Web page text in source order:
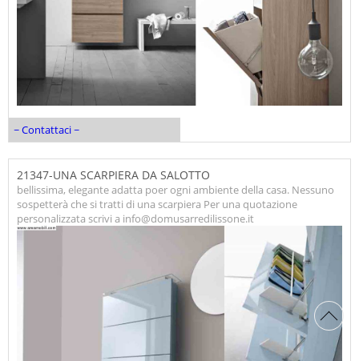
~ Contattaci ~
21347-UNA SCARPIERA DA SALOTTO
bellissima, elegante adatta poer ogni ambiente della casa. Nessuno
sospetterà che si tratti di una scarpiera Per una quotazione
personalizzata scrivi a info@domusarredilissone.it